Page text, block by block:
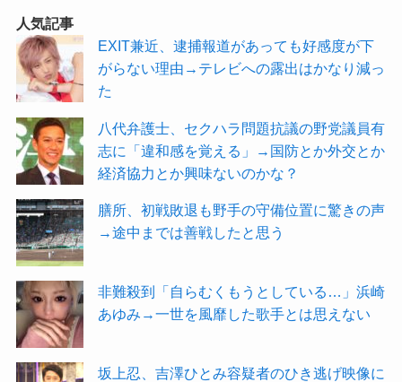
人気記事
EXIT兼近、逮捕報道があっても好感度が下
がらない理由→テレビへの露出はかなり減っ
た
八代弁護士、セクハラ問題抗議の野党議員有
志に「違和感を覚える」→国防とか外交とか
経済協力とか興味ないのかな？
膳所、初戦敗退も野手の守備位置に驚きの声
→途中までは善戦したと思う
非難殺到「自らむくもうとしている…」浜崎
あゆみ→一世を風靡した歌手とは思えない
坂上忍、吉澤ひとみ容疑者のひき逃げ映像に